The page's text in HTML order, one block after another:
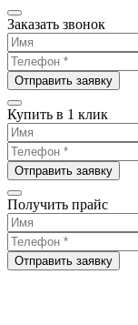
Заказать звонок
Отправить заявку
Купить в 1 клик
Отправить заявку
Получить прайс
Отправить заявку